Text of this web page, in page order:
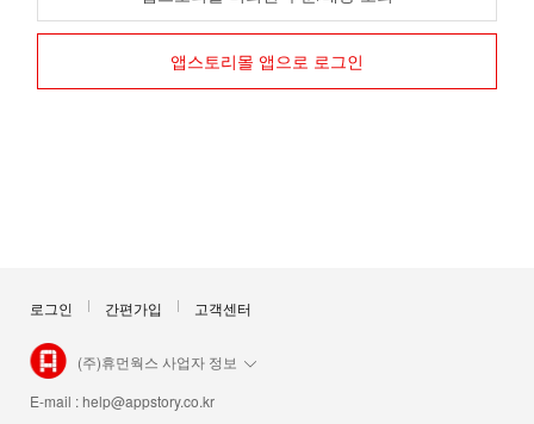
앱스토리몰 앱으로 로그인
로그인 간편가입 고객센터
(주)휴먼웍스 사업자 정보
E-mail :help@appstory.co.kr